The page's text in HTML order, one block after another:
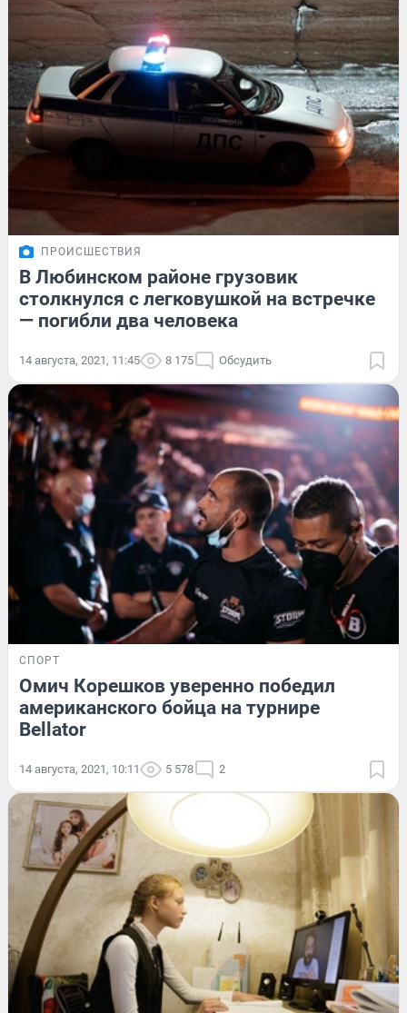
ПРОИСШЕСТВИЯ
В Любинском районе грузовик
столкнулся с легковушкой на встречке
— погибли два человека
14 августа, 2021, 11:45 8 175 Обсудить
СПОРТ
Омич Корешков уверенно победил
американского бойца на турнире
Bellator
14 августа, 2021, 10:11 5 578 2